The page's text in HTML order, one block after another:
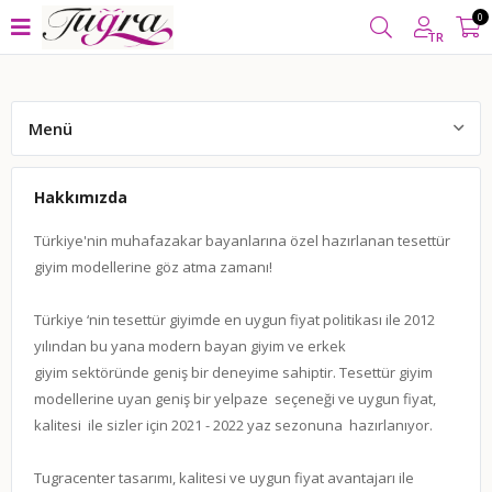
TL VE ÜZERİ ALIŞVERİŞLERİNİZDE
TR
0
Menü
Değişim ve İade Koşulları
Kargo ve Teslimat
Öneri ve Şikayet
Üyelik Sözleşmesi
Hakkımızda
Türkiye'nin muhafazakar bayanlarına özel hazırlanan tesettür
giyim modellerine göz atma zamanı!
Türkiye ‘nin tesettür giyimde en uygun fiyat politikası ile 2012
yılından bu yana modern bayan giyim ve erkek
giyim sektöründe geniş bir deneyime sahiptir. Tesettür giyim
modellerine uyan geniş bir yelpaze seçeneği ve uygun fiyat,
kalitesi ile sizler için 2021 - 2022 yaz sezonuna hazırlanıyor.
Tugracenter tasarımı, kalitesi ve uygun fiyat avantajarı ile